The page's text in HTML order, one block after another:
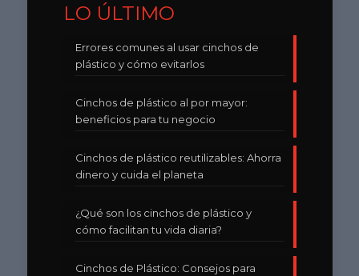
LO ÚLTIMO
Errores comunes al usar cinchos de
plástico y cómo evitarlos
Cinchos de plástico al por mayor:
beneficios para tu negocio
Cinchos de plástico reutilizables: Ahorra
dinero y cuida el planeta
¿Qué son los cinchos de plástico y
cómo facilitan tu vida diaria?
Cinchos de Plástico: Consejos para